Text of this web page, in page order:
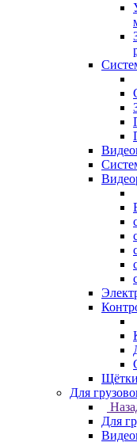
Для
Для